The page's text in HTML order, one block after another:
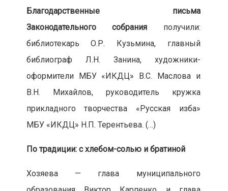
Благодарственные письма
Законодательного собрания получили:
библиотекарь О.Р. Кузьмина, главный
библиограф Л.Н. Занина, художники-
оформители МБУ «ИКДЦ» В.С. Маслова и
В.Н. Михайлов, руководитель кружка
прикладного творчества «Русская изба»
МБУ «ИКДЦ» Н.П. Терентьева. (…)
По традиции: с хлебом-солью и братиной
Хозяева — глава муниципального